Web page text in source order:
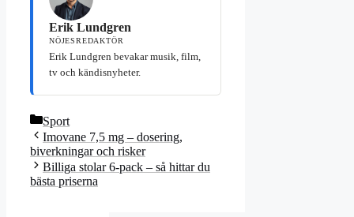
Erik Lundgren
NÖJESREDAKTÖR
Erik Lundgren bevakar musik, film,
tv och kändisnyheter.
Kategorier
Sport
Imovane 7,5 mg – dosering,
biverkningar och risker
Billiga stolar 6-pack – så hittar du
bästa priserna